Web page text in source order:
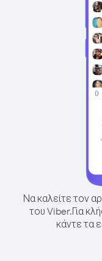
Να καλείτε τον
του Viber.Για
κάντε τα